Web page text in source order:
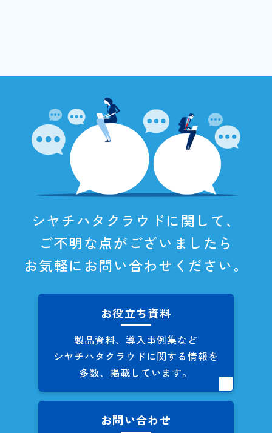
シヤチハタクラウドに関して、
ご不明な点がございましたら
お気軽にお問い合わせください。
お役立ち資料
製品資料、導入事例集など
シヤチハタクラウドに関する情報を
多数、掲載しています。
お問い合わせ